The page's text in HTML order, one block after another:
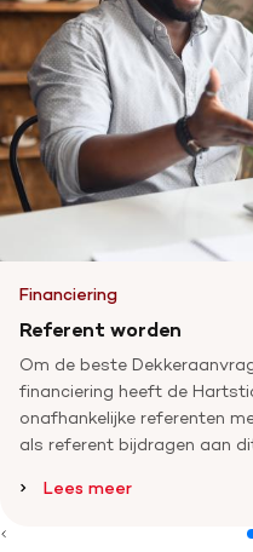
Financiering
Referent worden
Om de beste
financiering heeft de
onafhankelijke referenten
als referent bijdragen aan
Lees meer